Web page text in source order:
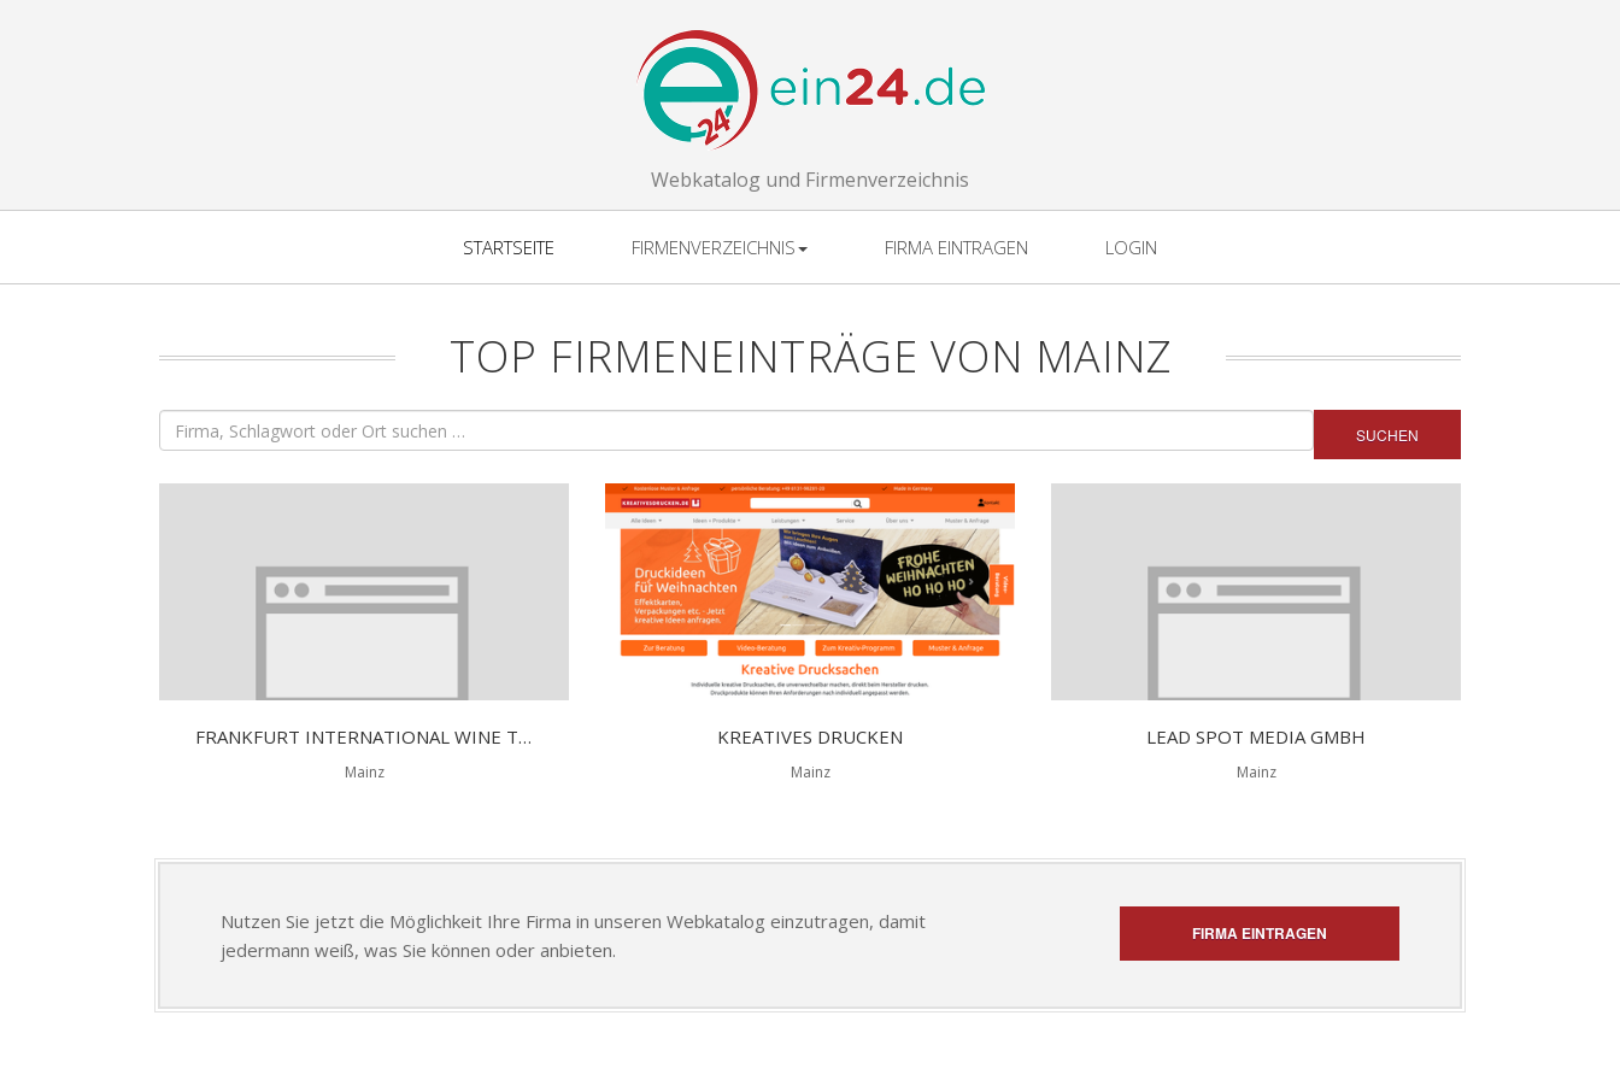
Webkatalog und Firmenverzeichnis
STARTSEITE FIRMENVERZEICHNIS FIRMA EINTRAGEN LOGIN
TOP FIRMENEINTRÄGE VON MAINZ
SUCHEN
FRANKFURT INTERNATIONAL WINE TROPHY
Mainz
KREATIVES DRUCKEN
Mainz
LEAD SPOT MEDIA GMBH
Mainz
Nutzen Sie jetzt die Möglichkeit Ihre Firma in unseren Webkatalog einzutragen, damit
jedermann weiß, was Sie können oder anbieten.
FIRMA EINTRAGEN